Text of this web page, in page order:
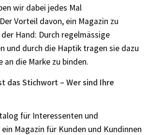
wir dabei jedes Mal
Vorteil davon, ein Magazin zu
Hand: Durch regelmässige
und durch die Haptik tragen sie dazu
an die Marke zu binden.
das Stichwort – Wer sind Ihre
für Interessenten und
Magazin für Kunden und Kundinnen